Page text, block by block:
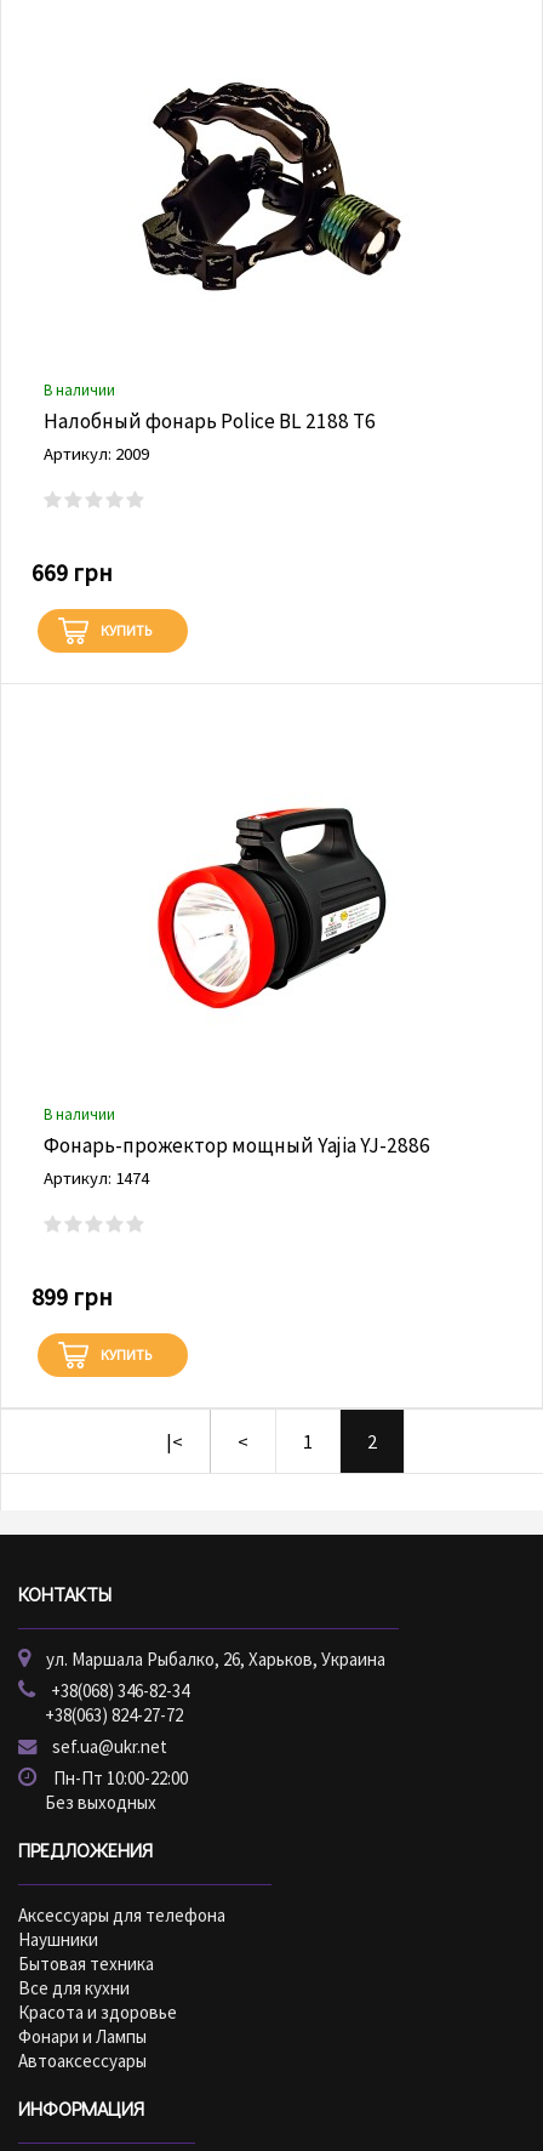
В наличии
Налобный фонарь Police BL 2188 T6
Артикул: 2009
669 грн
КУПИТЬ
В наличии
Фонарь-прожектор мощный Yajia YJ-2886
Артикул: 1474
899 грн
КУПИТЬ
|< < 1 2
КОНТАКТЫ
ул. Маршала Рыбалко, 26, Харьков, Украина
+38(068) 346-82-34
+38(063) 824-27-72
sef.ua@ukr.net
Пн-Пт 10:00-22:00
Без выходных
ПРЕДЛОЖЕНИЯ
Аксессуары для телефона
Наушники
Бытовая техника
Все для кухни
Красота и здоровье
Фонари и Лампы
Автоаксессуары
ИНФОРМАЦИЯ